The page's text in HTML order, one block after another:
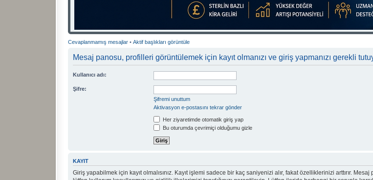
Cevaplanmamış mesajlar • Aktif başlıkları görüntüle
Mesaj panosu, profilleri görüntülemek için kayıt olmanızı ve giriş yapmanızı gerekli
Kullanıcı adı:
Şifre:
Şifremi unuttum
Aktivasyon e-postasını tekrar gönder
Her ziyaretimde otomatik giriş yap
Bu oturumda çevrimiçi olduğumu gizle
KAYIT
Giriş yapabilmek için kayıt olmalısınız. Kayıt işlemi sadece bir kaç saniyenizi alır, fakat özelliklerinizi arttırır.